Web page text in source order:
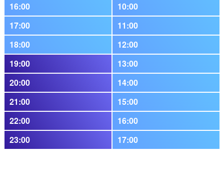
16:00
10:00
17:00
11:00
18:00
12:00
19:00
13:00
20:00
14:00
21:00
15:00
22:00
16:00
23:00
17:00